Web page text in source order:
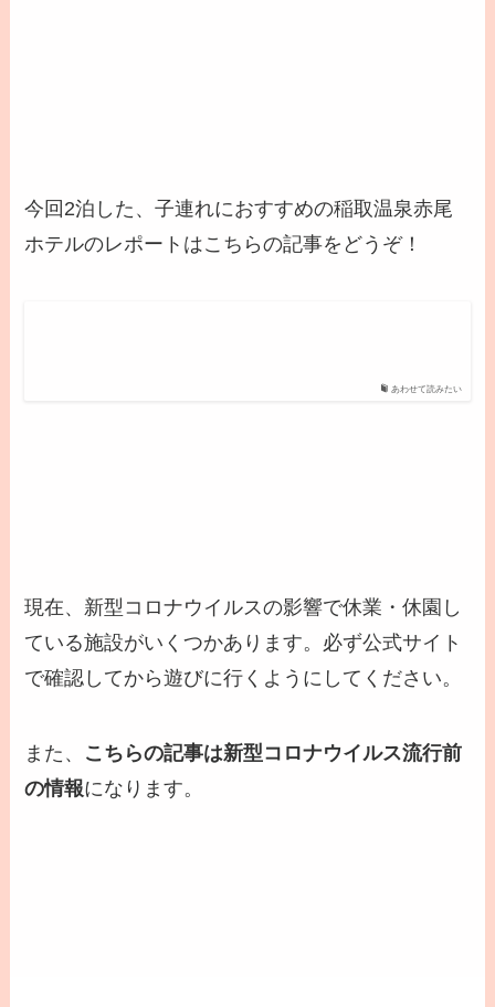
今回2泊した、子連れにおすすめの稲取温泉赤尾
ホテルのレポートはこちらの記事をどうぞ！
あわせて読みたい
現在、新型コロナウイルスの影響で休業・休園し
ている施設がいくつかあります。必ず公式サイト
で確認してから遊びに行くようにしてください。
また、 こちらの記事は新型コロナウイルス流行前
の情報になります。